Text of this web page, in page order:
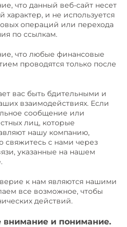
что данный веб-сайт несет
и не используется
операций или перехода
по ссылкам.
что любые финансовые
проводятся только после
вас быть бдительными и
взаимодействиях. Если
сообщение или
лиц, которые
нашу компанию,
свяжитесь с нами через
указанные на нашем
к нам являются нашими
все возможное, чтобы
действий.
внимание и понимание.